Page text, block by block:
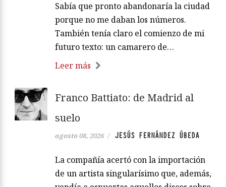
Sabía que pronto abandonaría la ciudad
porque no me daban los números.
También tenía claro el comienzo de mi
futuro texto: un camarero de…
Leer más
Franco Battiato: de Madrid al
suelo
agosto 08, 2026 / JESÚS FERNÁNDEZ ÚBEDA
La compañía acertó con la importación
de un artista singularísimo que, además,